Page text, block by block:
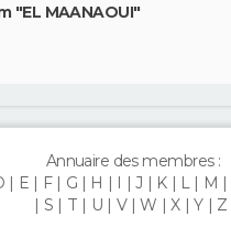
"EL MAANAOUI"
Annuaire des membres :
E F G H I J K L M
S
T U V W X Y Z